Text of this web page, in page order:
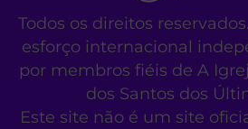
Todos os direitos
esforço internacional
por membros fiéis de A
dos Santos dos
Este site não é um site